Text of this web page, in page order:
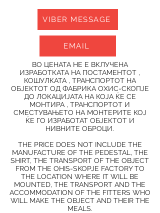
VIBER MESSAGE
EMAIL
ВО ЦЕНАТА НЕ Е ВКЛУЧЕНА
ИЗРАБОТКАТА НА ПОСТАМЕНТОТ ,
КОШУЛКАТА , ТРАНСПОРТОТ НА
ОБЈЕКТОТ ОД ФАБРИКА ОХИС-СКОПЈЕ
ДО ЛОКАЦИЈАТА НА КОЈА ЌЕ СЕ
МОНТИРА , ТРАНСПОРТОТ И
СМЕСТУВАЊЕТО НА МОНТЕРИТЕ КОЈ
ЌЕ ГО ИЗРАБОТАТ ОБЈЕКТОТ И
НИВНИТЕ ОБРОЦИ.
THE PRICE DOES NOT INCLUDE THE
MANUFACTURE OF THE PEDESTAL, THE
SHIRT, THE TRANSPORT OF THE OBJECT
FROM THE OHIS-SKOPJE FACTORY TO
THE LOCATION WHERE IT WILL BE
MOUNTED, THE TRANSPORT AND THE
ACCOMMODATION OF THE FITTERS WHO
WILL MAKE THE OBJECT AND THEIR THE
MEALS.